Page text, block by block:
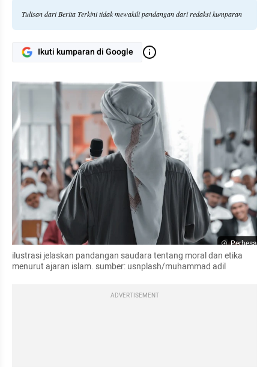
Tulisan dari Berita Terkini tidak mewakili pandangan dari redaksi kumparan
Ikuti kumparan di Google
Perbesar
ilustrasi jelaskan pandangan saudara tentang moral dan etika
menurut ajaran islam. sumber: usnplash/muhammad adil
ADVERTISEMENT